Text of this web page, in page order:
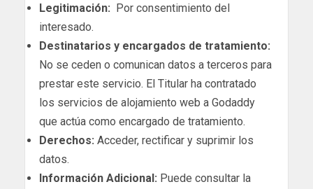
Legitimación: Por consentimiento del
interesado.
Destinatarios y encargados de tratamiento:
No se ceden o comunican datos a terceros para
prestar este servicio. El Titular ha contratado
los servicios de alojamiento web a Godaddy
que actúa como encargado de tratamiento.
Derechos: Acceder, rectificar y suprimir los
datos.
Información Adicional: Puede consultar la